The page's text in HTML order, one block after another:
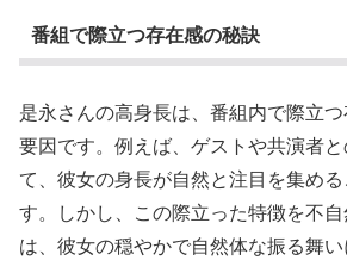
番組で際立つ存在感の秘訣
是永さんの高身長は、番組内で際立
要因です。例えば、ゲストや共演者
て、彼女の身長が自然と注目を集め
す。しかし、この際立った特徴を不
は、彼女の穏やかで自然体な振る舞い